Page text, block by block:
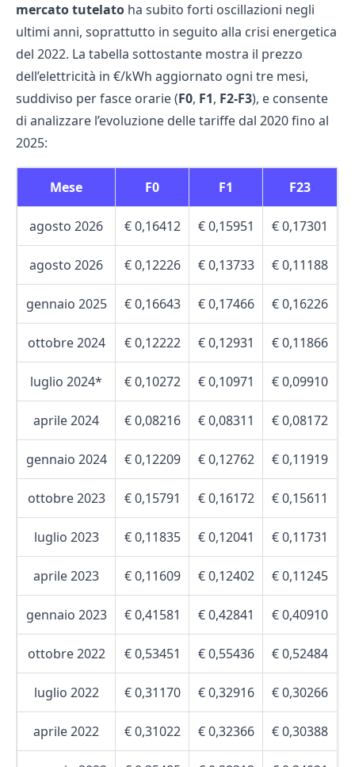
mercato tutelato ha subito forti oscillazioni negli
ultimi anni, soprattutto in seguito alla crisi energetica
del 2022. La tabella sottostante mostra il prezzo
dell’elettricità in €/kWh aggiornato ogni tre mesi,
suddiviso perfasce orarie(F0, F1, F2-F3), e consente
di analizzare l’evoluzione delle tariffe dal 2020 fino al
2025:
Mese F0 F1 F23
agosto 2026 € 0,16412 € 0,15951 € 0,17301
agosto 2026 € 0,12226 € 0,13733 € 0,11188
gennaio 2025 € 0,16643 € 0,17466 € 0,16226
ottobre 2024 € 0,12222 € 0,12931 € 0,11866
luglio 2024* € 0,10272 € 0,10971 € 0,09910
aprile 2024 € 0,08216 € 0,08311 € 0,08172
gennaio 2024 € 0,12209 € 0,12762 € 0,11919
ottobre 2023 € 0,15791 € 0,16172 € 0,15611
luglio 2023 € 0,11835 € 0,12041 € 0,11731
aprile 2023 € 0,11609 € 0,12402 € 0,11245
gennaio 2023 € 0,41581 € 0,42841 € 0,40910
ottobre 2022 € 0,53451 € 0,55436 € 0,52484
luglio 2022 € 0,31170 € 0,32916 € 0,30266
aprile 2022 € 0,31022 € 0,32366 € 0,30388